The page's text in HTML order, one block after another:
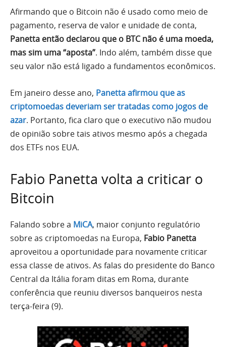
Afirmando que o Bitcoin não é usado como meio de
pagamento, reserva de valor e unidade de conta,
Panetta então declarou que o BTC não é uma moeda,
mas sim uma “aposta”. Indo além, também disse que
seu valor não está ligado a fundamentos econômicos.
Em janeiro desse ano, Panetta afirmou que as
criptomoedas deveriam ser tratadas como jogos de
azar. Portanto, fica claro que o executivo não mudou
de opinião sobre tais ativos mesmo após a chegada
dos ETFs nos EUA.
Fabio Panetta volta a criticar o
Bitcoin
Falando sobre a MiCA, maior conjunto regulatório
sobre as criptomoedas na Europa, Fabio Panetta
aproveitou a oportunidade para novamente criticar
essa classe de ativos. As falas do presidente do Banco
Central da Itália foram ditas em Roma, durante
conferência que reuniu diversos banqueiros nesta
terça-feira (9).